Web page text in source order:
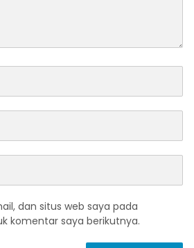
dan situs web saya pada
komentar saya berikutnya.